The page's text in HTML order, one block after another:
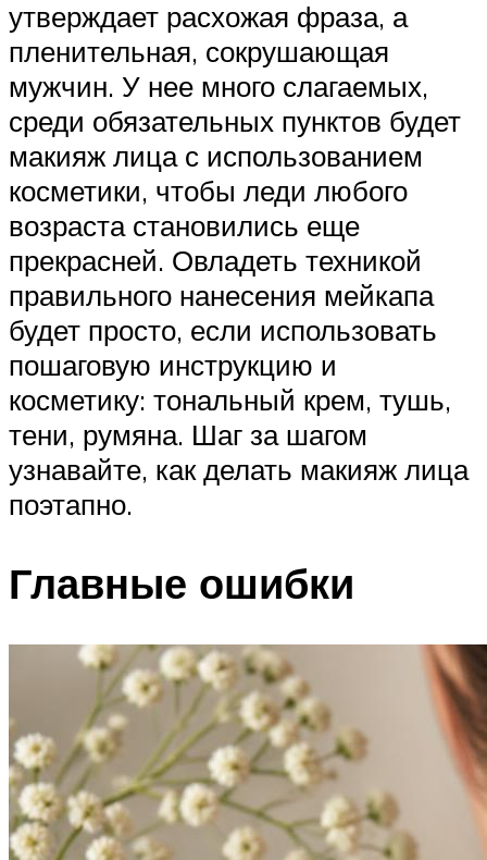
утверждает расхожая фраза, а
пленительная, сокрушающая
мужчин. У нее много слагаемых,
среди обязательных пунктов будет
макияж лица с использованием
косметики, чтобы леди любого
возраста становились еще
прекрасней. Овладеть техникой
правильного нанесения мейкапа
будет просто, если использовать
пошаговую инструкцию и
косметику: тональный крем, тушь,
тени, румяна. Шаг за шагом
узнавайте, как делать макияж лица
поэтапно.
Главные ошибки